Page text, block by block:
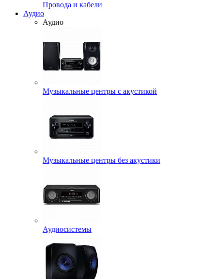
Провода и кабели
Аудио
Аудио
Музыкальные центры с акустикой
Музыкальные центры без акустики
Аудиосистемы